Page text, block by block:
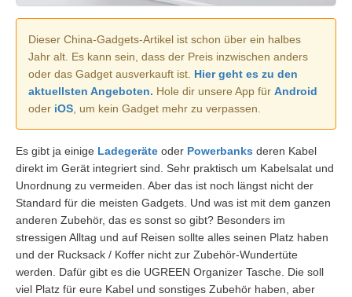
Dieser China-Gadgets-Artikel ist schon über ein halbes
Jahr alt. Es kann sein, dass der Preis inzwischen anders
oder das Gadget ausverkauft ist. Hier geht es zu den
aktuellsten Angeboten. Hole dir unsere App für Android
oder iOS, um kein Gadget mehr zu verpassen.
Es gibt ja einige Ladegeräte oder Powerbanks deren Kabel
direkt im Gerät integriert sind. Sehr praktisch um Kabelsalat und
Unordnung zu vermeiden. Aber das ist noch längst nicht der
Standard für die meisten Gadgets. Und was ist mit dem ganzen
anderen Zubehör, das es sonst so gibt? Besonders im
stressigen Alltag und auf Reisen sollte alles seinen Platz haben
und der Rucksack / Koffer nicht zur Zubehör-Wundertüte
werden. Dafür gibt es die UGREEN Organizer Tasche. Die soll
viel Platz für eure Kabel und sonstiges Zubehör haben, aber